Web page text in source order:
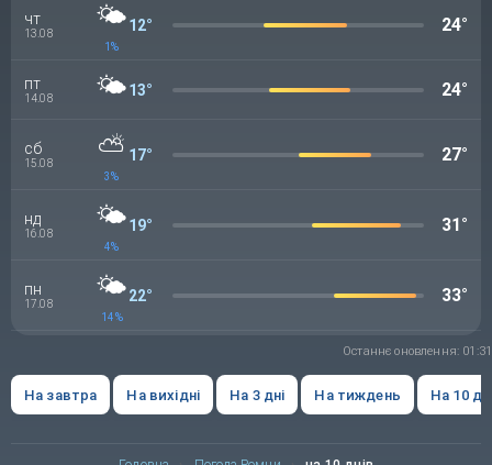
чт
13.08
🌤️
1%
12° 24°
пт
14.08 🌤️13° 24°
сб
15.08
⛅
3%
17° 27°
нд
16.08
🌤️
4%
19° 31°
пн
17.08
🌤️
14%
22° 33°
Останнє оновлення: 01:31
На завтра На вихідні На 3 дні На тиждень На 10